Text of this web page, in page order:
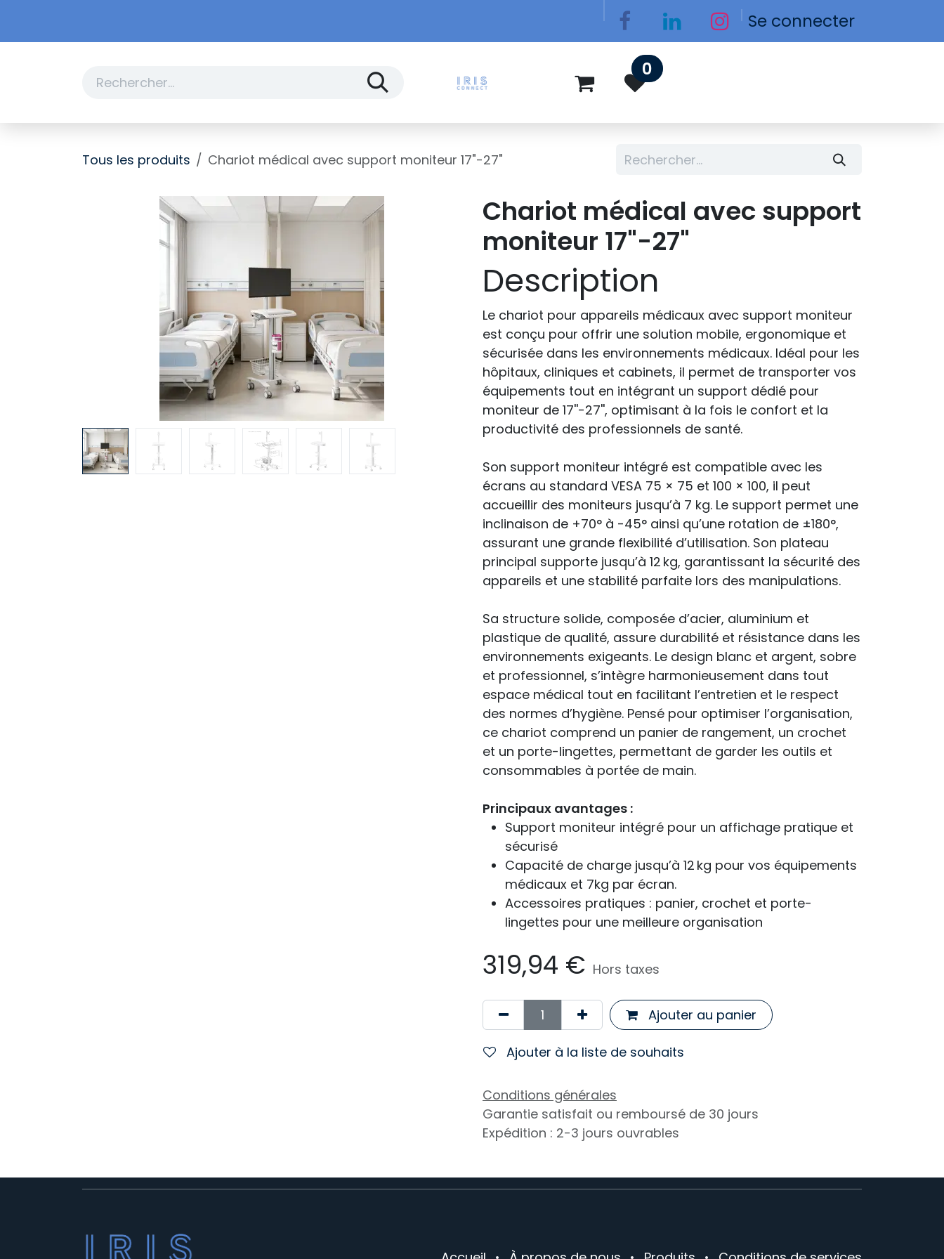
Se connecter
0
Tous les produits Chariot médical avec support moniteur 17"-27"
Chariot médical avec support
moniteur 17"-27"
Description
Le chariot pour appareils médicaux avec support moniteur
est conçu pour offrir une solution mobile, ergonomique et
sécurisée dans les environnements médicaux. Idéal pour les
hôpitaux, cliniques et cabinets, il permet de transporter vos
équipements tout en intégrant un support dédié pour
moniteur de 17''-27'', optimisant à la fois le confort et la
productivité des professionnels de santé.
Son support moniteur intégré est compatible avec les
écrans au standard VESA 75 × 75 et 100 × 100, il peut
accueillir des moniteurs jusqu’à 7 kg. Le support permet une
inclinaison de +70° à -45° ainsi qu’une rotation de ±180°,
assurant une grande flexibilité d’utilisation. Son plateau
principal supporte jusqu’à 12 kg, garantissant la sécurité des
appareils et une stabilité parfaite lors des manipulations.
Sa structure solide, composée d’acier, aluminium et
plastique de qualité, assure durabilité et résistance dans les
environnements exigeants. Le design blanc et argent, sobre
et professionnel, s’intègre harmonieusement dans tout
espace médical tout en facilitant l’entretien et le respect
des normes d’hygiène. Pensé pour optimiser l’organisation,
ce chariot comprend un panier de rangement, un crochet
et un porte-lingettes, permettant de garder les outils et
consommables à portée de main.
Principaux avantages :
Support moniteur intégré pour un affichage pratique et
sécurisé
Capacité de charge jusqu’à 12 kg pour vos équipements
médicaux et 7kg par écran.
Accessoires pratiques : panier, crochet et porte-
lingettes pour une meilleure organisation
319,94 € Hors taxes
Ajouter au panier
Ajouter à la liste de souhaits
Conditions générales
Garantie satisfait ou remboursé de 30 jours
Expédition : 2-3 jours ouvrables